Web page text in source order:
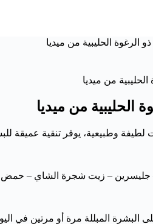
الرغوة الحليبية من ميديا
الحليبية من ميديا
وطبيعية، يوفر تنقية عميقة
ه – جليسرين – زيت شجرة الشاي – حمض
المبللة مرة أو مرتين في